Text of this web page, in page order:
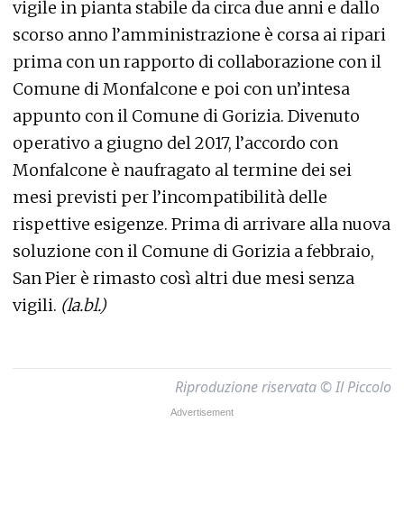
vigile in pianta stabile da circa due anni e dallo
scorso anno l’amministrazione è corsa ai ripari
prima con un rapporto di collaborazione con il
Comune di Monfalcone e poi con un’intesa
appunto con il Comune di Gorizia. Divenuto
operativo a giugno del 2017, l’accordo con
Monfalcone è naufragato al termine dei sei
mesi previsti per l’incompatibilità delle
rispettive esigenze. Prima di arrivare alla nuova
soluzione con il Comune di Gorizia a febbraio,
San Pier è rimasto così altri due mesi senza
vigili. (la.bl.)
Riproduzione riservata © Il Piccolo